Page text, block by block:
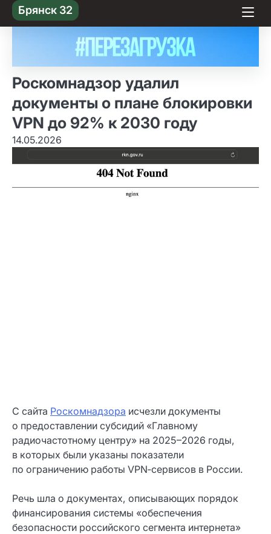
Skip
to content
Брянск 32
Роскомнадзор удалил
документы о плане блокировки
VPN до 92% к 2030 году
14.05.2026
С сайта Роскомнадзора исчезли документы
о предоставлении субсидий «Главному
радиочастотному центру» на 2025–2026 годы,
в которых были указаны показатели
по ограничению работы VPN‑сервисов в России.
Речь шла о документах, описывающих порядок
финансирования системы «обеспечения
безопасности российского сегмента интернета»